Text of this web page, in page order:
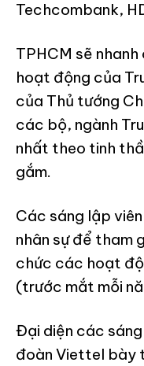
Techcombank,
TPHCM sẽ
hoạt động của
của Thủ tướng
các bộ, ngành
nhất theo tinh
gắm.
Các sáng lập
nhân sự để tham
chức các hoạt
(trước mắt mỗi
Đại diện các
đoàn Viettel bày